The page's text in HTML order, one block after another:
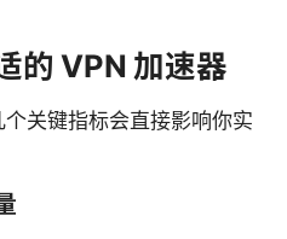
的 VPN 加速器
关键指标会直接影响你实